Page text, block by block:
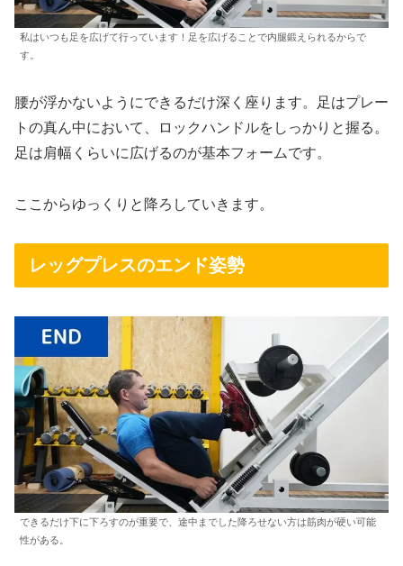
私はいつも足を広げて行っています！足を広げることで内腿鍛えられるからで
す。
腰が浮かないようにできるだけ深く座ります。足はプレー
トの真ん中において、ロックハンドルをしっかりと握る。
足は肩幅くらいに広げるのが基本フォームです。
ここからゆっくりと降ろしていきます。
レッグプレスのエンド姿勢
できるだけ下に下ろすのが重要で、途中までした降ろせない方は筋肉が硬い可能
性がある。